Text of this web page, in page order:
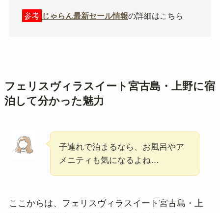
参考 じゃらん最新セール情報の詳細はこちら
フェリスヴィラスイート宮古島・上野に宿
泊して分かった魅力
子連れで泊まるなら、お風呂やア
メニティも気になるよね…
ここからは、フェリスヴィラスイート宮古島・上